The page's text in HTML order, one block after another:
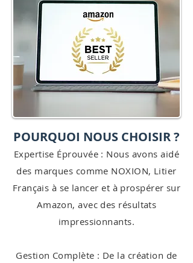
POURQUOI NOUS CHOISIR ?
Expertise Éprouvée : Nous avons aidé
des marques comme NOXION, Litier
Français à se lancer et à prospérer sur
Amazon, avec des résultats
impressionnants.
Gestion Complète : De la création de